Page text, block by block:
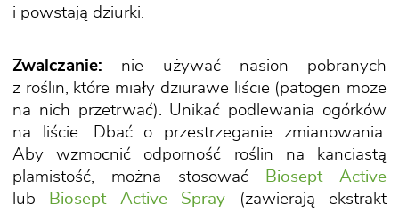
i powstają dziurki.
Zwalczanie: nie używać nasion pobranych
z roślin, które miały dziurawe liście (patogen może
na nich przetrwać). Unikać podlewania ogórków
na liście. Dbać o przestrzeganie zmianowania.
Aby wzmocnić odporność roślin na kanciastą
plamistość, można stosować
Biosept Active
lub
Biosept Active Spray (zawierają ekstrakt